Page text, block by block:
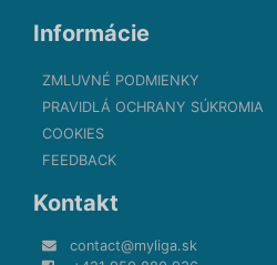
Informácie
ZMLUVNÉ PODMIENKY
PRAVIDLÁ OCHRANY SÚKROMIA
COOKIES
FEEDBACK
Kontakt
contact@myliga.sk